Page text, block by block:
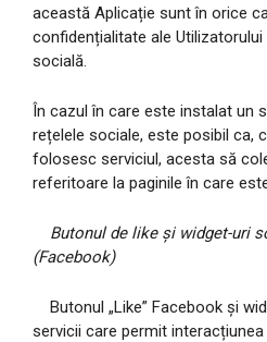
această Aplicație sunt în orice
confidențialitate ale
socială.
În cazul în care este instalat un
rețelele sociale, este posibil ca,
folosesc serviciul, acesta să
referitoare la paginile în care
Butonul de like și widget-uri
(Facebook)
Butonul „Like” Facebook și
servicii care permit